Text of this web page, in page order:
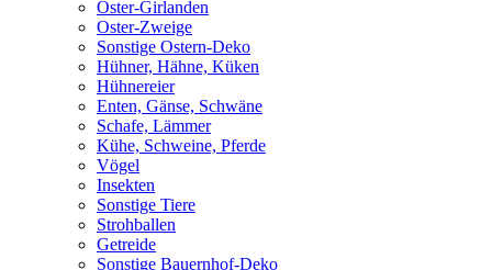
Oster-Girlanden
Oster-Zweige
Sonstige Ostern-Deko
Hühner, Hähne, Küken
Hühnereier
Enten, Gänse, Schwäne
Schafe, Lämmer
Kühe, Schweine, Pferde
Vögel
Insekten
Sonstige Tiere
Strohballen
Getreide
Sonstige Bauernhof-Deko